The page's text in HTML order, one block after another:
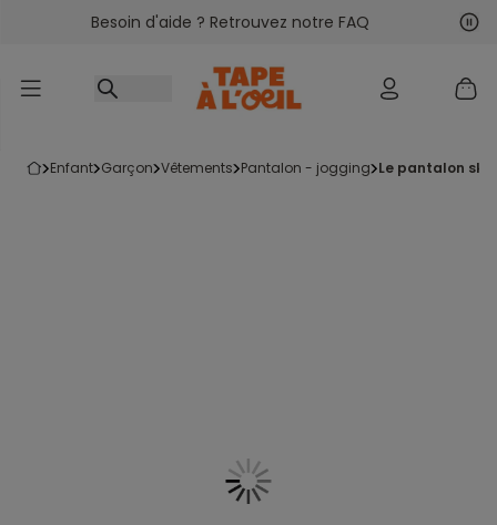
Accéder au contenu
Besoin d'aide ? Retrouvez notre FAQ
enfant garçon vêtements pantalon - jogging le pantalon